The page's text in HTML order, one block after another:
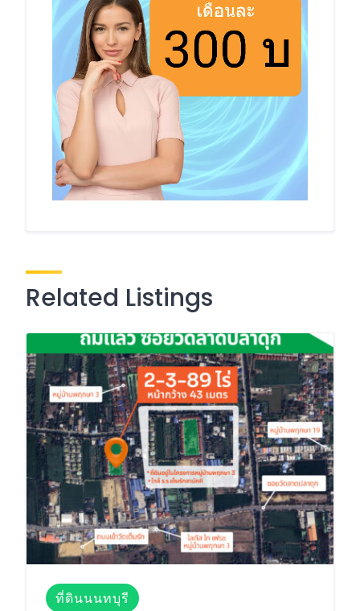
Related Listings
ที่ดินนนทบุรี